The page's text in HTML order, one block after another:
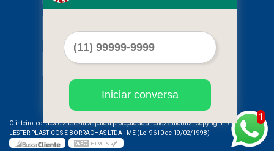
Mapa do site
O inteiro teor deste site está sujeito à proteção de direitos autorais. Copyright COMERCIAL
LESTER PLASTICOS E BORRACHAS LTDA - ME (Lei 9610 de 19/02/1998)
1
Iniciar conversa